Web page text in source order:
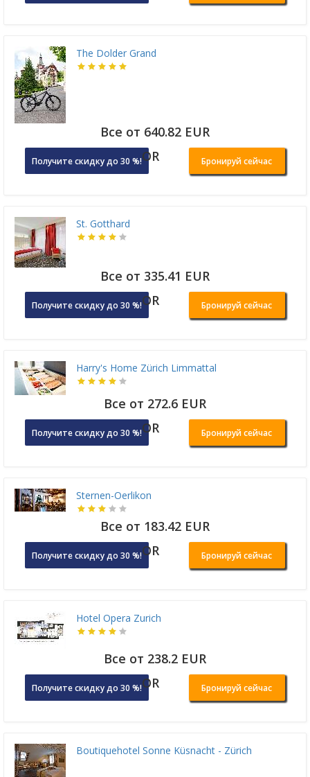
The Dolder Grand
Все от 640.82 EUR
Получите скидку до 30 %!OR Бронируй сейчас
St. Gotthard
Все от 335.41 EUR
Получите скидку до 30 %!OR Бронируй сейчас
Harry's Home Zürich Limmattal
Все от 272.6 EUR
Получите скидку до 30 %!OR Бронируй сейчас
Sternen-Oerlikon
Все от 183.42 EUR
Получите скидку до 30 %!OR Бронируй сейчас
Hotel Opera Zurich
Все от 238.2 EUR
Получите скидку до 30 %!OR Бронируй сейчас
Boutiquehotel Sonne Küsnacht - Zürich